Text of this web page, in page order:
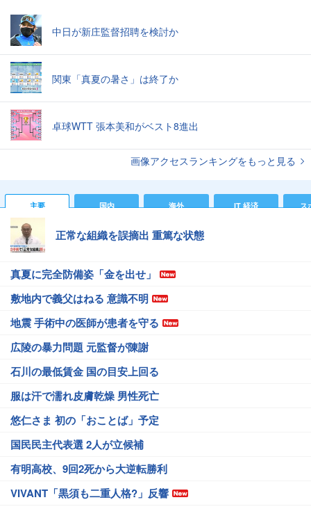
中日が新庄監督招聘を検討か
関東「真夏の暑さ」は終了か
卓球WTT 張本美和がベスト8進出
画像アクセスランキングをもっと見る
主要 国内 海外 IT 経済 ス
正常な組織を誤摘出 重篤な状態
真夏に完全防備姿「金を出せ」
敷地内で義父はねる 意識不明
地震 手術中の医師が患者を守る
広陵の暴力問題 元監督が陳謝
石川の最低賃金 国の目安上回る
服は汗で濡れ皮膚乾燥 男性死亡
悠仁さま 初の「おことば」予定
国民民主代表選 2人が立候補
有明高校、9回2死から大逆転勝利
VIVANT「黒須も二重人格?」反響